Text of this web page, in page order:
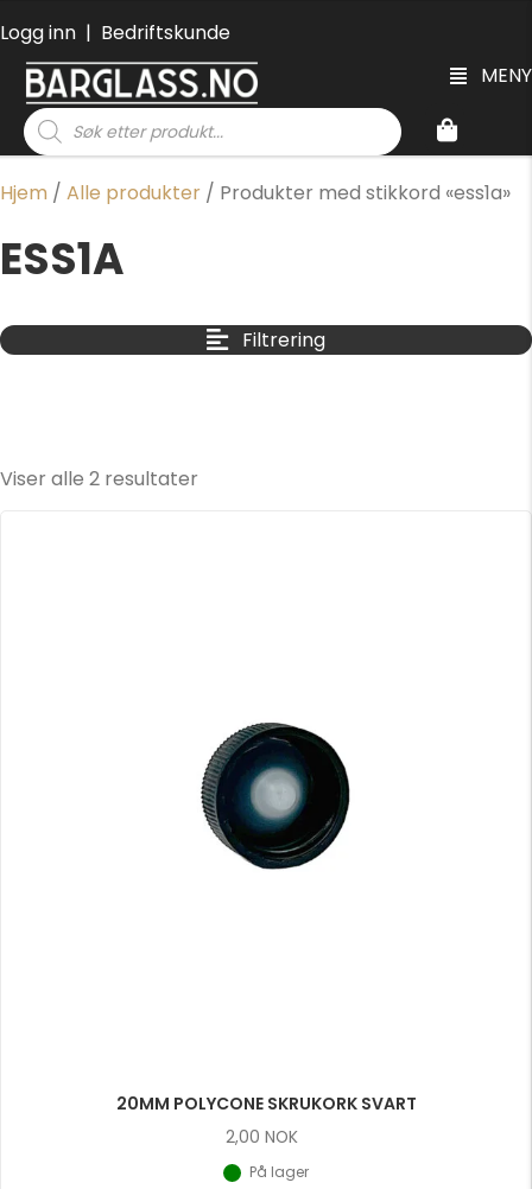
Logg inn | Bedriftskunde
MENY
Products
search
Hjem / Alle produkter / Produkter med stikkord «ess1a»
ESS1A
Filtrering
Viser alle 2 resultater
20MM POLYCONE SKRUKORK SVART
2,00 NOK
På lager